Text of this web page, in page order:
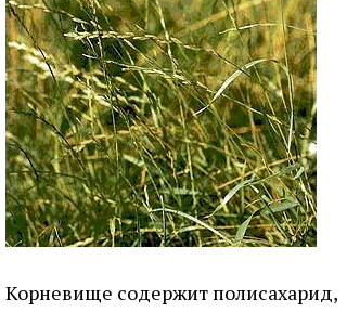
Корневище содержит полисахарид,